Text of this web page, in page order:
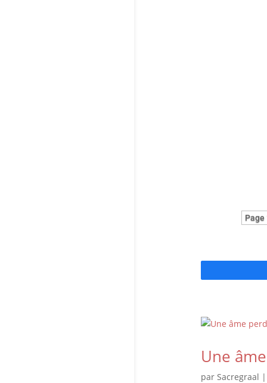
Page
Une
par Sacregraal |